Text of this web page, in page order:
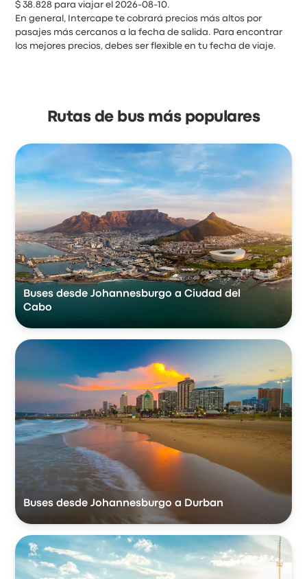
$ 38.828 para viajar el 2026-08-10.
En general, Intercape te cobrará precios más altos por
pasajes más cercanos a la fecha de salida. Para encontrar
los mejores precios, debes ser flexible en tu fecha de viaje.
Rutas de bus más populares
Buses desde Johannesburgo a Ciudad del
Cabo
Buses desde Johannesburgo a Durban